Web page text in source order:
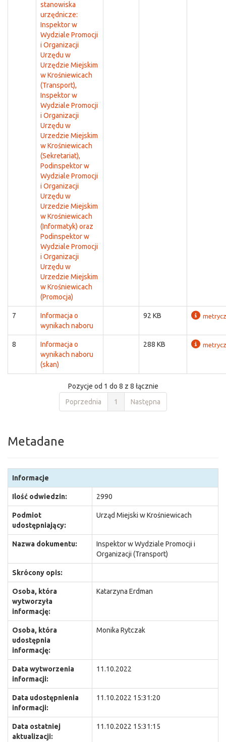
stanowiska
urzędnicze:
Inspektor w
Wydziale Promocji
i Organizacji
Urzędu w
Urzędzie Miejskim
w Krośniewicach
(Transport),
Inspektor w
Wydziale Promocji
i Organizacji
Urzędu w
Urzedzie Miejskim
w Krośniewicach
(Sekretariat),
Podinspektor w
Wydziale Promocji
i Organizacji
Urzędu w
Urzedzie Miejskim
w Krośniewicach
(Informatyk) oraz
Podinspektor w
Wydziale Promocji
i Organizacji
Urzędu w
Urzedzie Miejskim
w Krośniewicach
(Promocja)
7
Informacja o
wynikach naboru
92 KB
8
Informacja o
wynikach naboru
(skan)
288 KB
Pozycje od 1 do 8 z 8 łącznie
Poprzednia
1 Następna
Metadane
Informacje
Ilość odwiedzin: 2990
Podmiot
udostępniający:
Urząd Miejski w Krośniewicach
Nazwa dokumentu:
Inspektor w Wydziale Promocji i
Organizacji (Transport)
Skrócony opis:
Osoba, która
wytworzyła
informację:
Katarzyna Erdman
Osoba, która
udostępnia
informację:
Monika Rytczak
Data wytworzenia
informacji:
11.10.2022
Data udostępnienia
informacji:
11.10.2022 15:31:20
Data ostatniej
aktualizacji:
11.10.2022 15:31:15